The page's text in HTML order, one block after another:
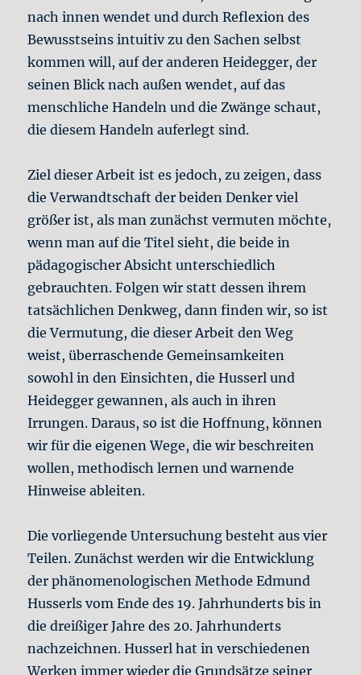
nach innen wendet und durch Reflexion des
Bewusstseins intuitiv zu den Sachen selbst
kommen will, auf der anderen Heidegger, der
seinen Blick nach außen wendet, auf das
menschliche Handeln und die Zwänge schaut,
die diesem Handeln auferlegt sind.
Ziel dieser Arbeit ist es jedoch, zu zeigen, dass
die Verwandtschaft der beiden Denker viel
größer ist, als man zunächst vermuten möchte,
wenn man auf die Titel sieht, die beide in
pädagogischer Absicht unterschiedlich
gebrauchten. Folgen wir statt dessen ihrem
tatsächlichen Denkweg, dann finden wir, so ist
die Vermutung, die dieser Arbeit den Weg
weist, überraschende Gemeinsamkeiten
sowohl in den Einsichten, die Husserl und
Heidegger gewannen, als auch in ihren
Irrungen. Daraus, so ist die Hoffnung, können
wir für die eigenen Wege, die wir beschreiten
wollen, methodisch lernen und warnende
Hinweise ableiten.
Die vorliegende Untersuchung besteht aus vier
Teilen. Zunächst werden wir die Entwicklung
der phänomenologischen Methode Edmund
Husserls vom Ende des 19. Jahrhunderts bis in
die dreißiger Jahre des 20. Jahrhunderts
nachzeichnen. Husserl hat in verschiedenen
Werken immer wieder die Grundsätze seiner